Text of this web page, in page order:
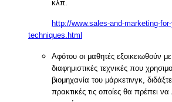
κλπ.
http://www.sales-and-marketing-
techniques.html
Αφότου οι μαθητές εξοικειωθούν
διαφημιστικές τεχνικές που
βιομηχανία του μάρκετινγκ,
πρακτικές τις οποίες θα πρέπει